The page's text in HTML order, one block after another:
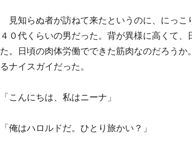
見知らぬ者が訪ねて来たというのに、にっこ
４０代くらいの男だった。背が異様に高くて
た。日頃の肉体労働でできた筋肉なのだろう
るナイスガイだった。
「こんにちは、私はニーナ」
「俺はハロルドだ。ひとり旅かい？」